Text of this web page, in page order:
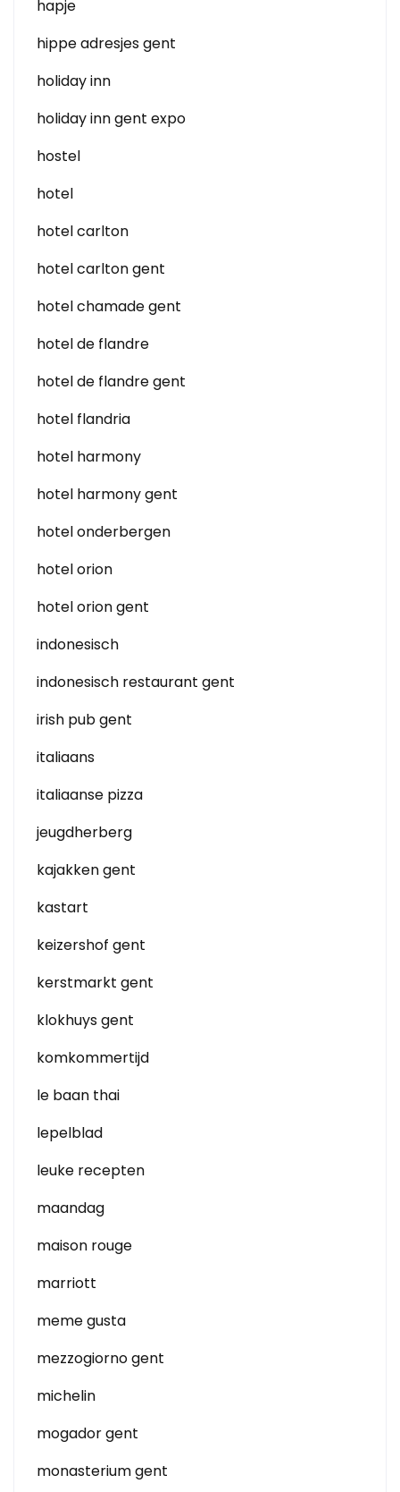
hapje
hippe adresjes gent
holiday inn
holiday inn gent expo
hostel
hotel
hotel carlton
hotel carlton gent
hotel chamade gent
hotel de flandre
hotel de flandre gent
hotel flandria
hotel harmony
hotel harmony gent
hotel onderbergen
hotel orion
hotel orion gent
indonesisch
indonesisch restaurant gent
irish pub gent
italiaans
italiaanse pizza
jeugdherberg
kajakken gent
kastart
keizershof gent
kerstmarkt gent
klokhuys gent
komkommertijd
le baan thai
lepelblad
leuke recepten
maandag
maison rouge
marriott
meme gusta
mezzogiorno gent
michelin
mogador gent
monasterium gent